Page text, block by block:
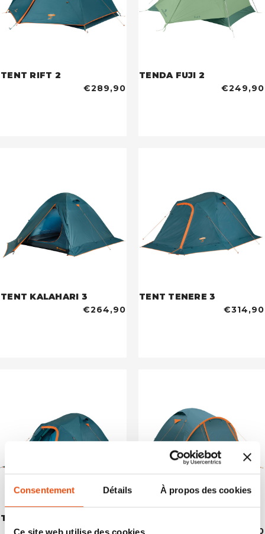
Consentement Détails À propos des cookies
TENT RIFT 2
€289,90
TENDA FUJI 2
€249,90
TENT KALAHARI 3
€264,90
TENT TENERE 3
€314,90
TENT TENERE 4
€379,90
€389,90